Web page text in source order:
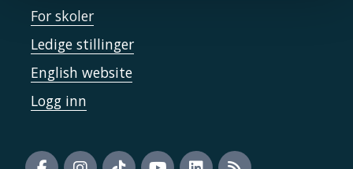
For skoler
Ledige stillinger
English website
Logg inn